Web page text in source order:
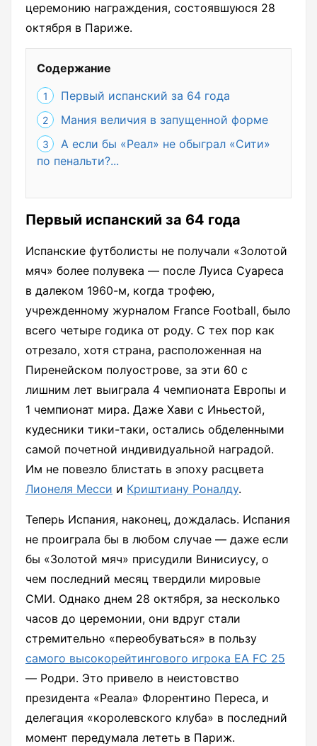
церемонию награждения, состоявшуюся 28
октября в Париже.
Содержание
Первый испанский за 64 года
Мания величия в запущенной форме
А если бы «Реал» не обыграл «Сити»
по пенальти?...
Первый испанский за 64 года
Испанские футболисты не получали «Золотой
мяч» более полувека — после Луиса Суареса
в далеком 1960-м, когда трофею,
учрежденному журналом France Football, было
всего четыре годика от роду. С тех пор как
отрезало, хотя страна, расположенная на
Пиренейском полуострове, за эти 60 с
лишним лет выиграла 4 чемпионата Европы и
1 чемпионат мира. Даже Хави с Иньестой,
кудесники тики-таки, остались обделенными
самой почетной индивидуальной наградой.
Им не повезло блистать в эпоху расцвета
Лионеля Месси и Криштиану Роналду.
Теперь Испания, наконец, дождалась. Испания
не проиграла бы в любом случае — даже если
бы «Золотой мяч» присудили Винисиусу, о
чем последний месяц твердили мировые
СМИ. Однако днем 28 октября, за несколько
часов до церемонии, они вдруг стали
стремительно «переобуваться» в пользу
самого высокорейтингового игрока EA FC 25
— Родри. Это привело в неистовство
президента «Реала» Флорентино Переса, и
делегация «королевского клуба» в последний
момент передумала лететь в Париж.